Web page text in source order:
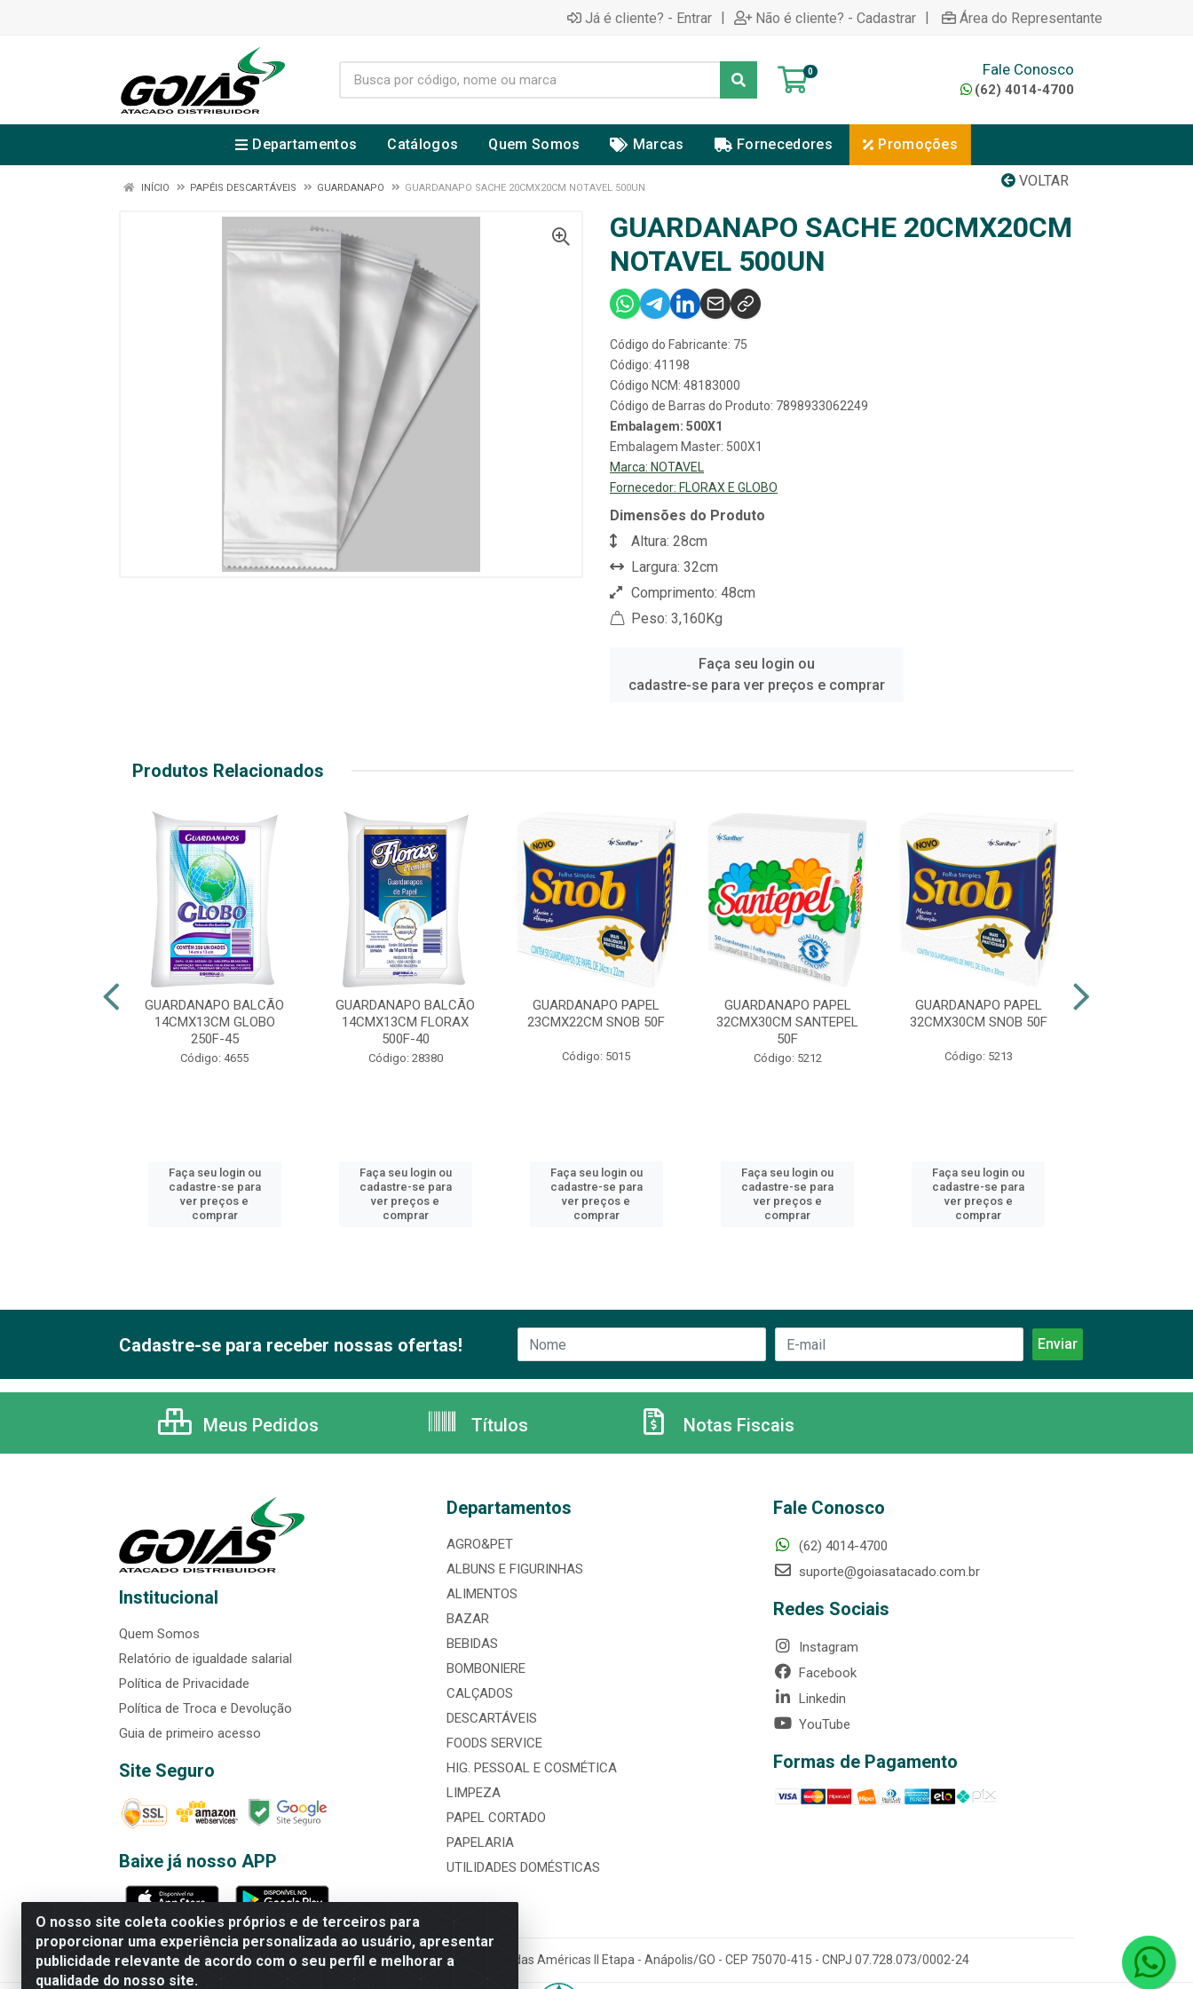
Já é cliente? - Entrar | Não é cliente? - Cadastrar | Área do Representante
0 Fale Conosco
(62) 4014-4700
Departamentos Catálogos Quem Somos Marcas Fornecedores Promoções
VOLTAR
INÍCIO PAPÉIS DESCARTÁVEIS GUARDANAPO GUARDANAPO SACHE 20CMX20CM NOTAVEL 500UN
GUARDANAPO SACHE 20CMX20CM
NOTAVEL 500UN
Código do Fabricante: 75
Código: 41198
Código NCM: 48183000
Código de Barras do Produto: 7898933062249
Embalagem: 500X1
Embalagem Master: 500X1
Marca: NOTAVEL
Fornecedor: FLORAX E GLOBO
Dimensões do Produto
Altura: 28cm
Largura: 32cm
Comprimento: 48cm
Peso: 3,160Kg
Faça seu login ou
cadastre-se para ver preços e comprar
Produtos Relacionados
GUARDANAPO BALCÃO
14CMX13CM GLOBO
250F-45
Código: 4655
Faça seu login ou
cadastre-se para
ver preços e
comprar
GUARDANAPO BALCÃO
14CMX13CM FLORAX
500F-40
Código: 28380
Faça seu login ou
cadastre-se para
ver preços e
comprar
GUARDANAPO PAPEL
23CMX22CM SNOB 50F
Código: 5015
Faça seu login ou
cadastre-se para
ver preços e
comprar
GUARDANAPO PAPEL
32CMX30CM SANTEPEL
50F
Código: 5212
Faça seu login ou
cadastre-se para
ver preços e
comprar
GUARDANAPO PAPEL
32CMX30CM SNOB 50F
Código: 5213
Faça seu login ou
cadastre-se para
ver preços e
comprar
O nosso site coleta cookies próprios e de terceiros para
proporcionar uma experiência personalizada ao usuário, apresentar
publicidade relevante de acordo com o seu perfil e melhorar a
qualidade do nosso site.
Cadastre-se para receber nossas ofertas!
Meus Pedidos Títulos Notas Fiscais
Institucional
Quem Somos
Relatório de igualdade salarial
Política de Privacidade
Política de Troca e Devolução
Guia de primeiro acesso
Site Seguro
Baixe já nosso APP
Departamentos
AGRO&PET
ALBUNS E FIGURINHAS
ALIMENTOS
BAZAR
BEBIDAS
BOMBONIERE
CALÇADOS
DESCARTÁVEIS
FOODS SERVICE
HIG. PESSOAL E COSMÉTICA
LIMPEZA
PAPEL CORTADO
PAPELARIA
UTILIDADES DOMÉSTICAS
Fale Conosco
(62) 4014-4700
suporte@goiasatacado.com.br
Redes Sociais
Instagram
Facebook
Linkedin
YouTube
Formas de Pagamento
Rede Brasil - Avenida Universitária, nº 3860, Jardim das Américas II Etapa - Anápolis/GO - CEP 75070-415 - CNPJ 07.728.073/0002-24